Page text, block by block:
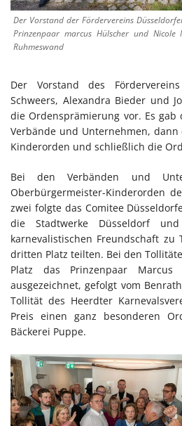
Der Vorstand der Fördervereins
Prinzenpaar marcus Hülscher und
Ruhmeswand
Der Vorstand des
Schweers, Alexandra Bieder und
die Ordensprämierung vor. Es
Verbände und Unternehmen,
Kinderorden und schließlich die
Bei den Verbänden und
Oberbürgermeister-Kinderorden
zwei folgte das Comitee
die Stadtwerke Düsseldorf
karnevalistischen Freundschaft zu
dritten Platz teilten. Bei den
Platz das Prinzenpaar
ausgezeichnet, gefolgt vom
Tollität des Heerdter
Preis einen ganz besonderen
Bäckerei Puppe.